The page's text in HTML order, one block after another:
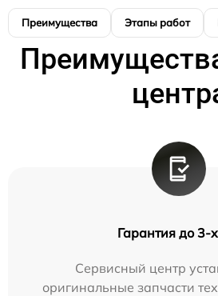
Преимущества Этапы работ
Гарантия до 3-
Сервисный центр
оригинальные запчасти